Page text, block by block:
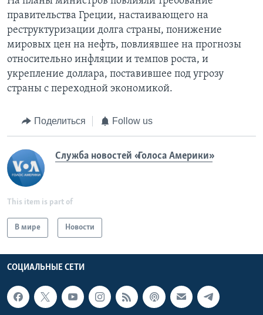
правительства Греции, настаивающего на
реструктуризации долга страны, понижение
мировых цен на нефть, повлиявшее на прогнозы
относительно инфляции и темпов роста, и
укрепление доллара, поставившее под угрозу
страны с переходной экономикой.
Поделиться Follow us
Служба новостей «Голоса Америки»
This item is part of
В мире Новости
СОЦИАЛЬНЫЕ СЕТИ